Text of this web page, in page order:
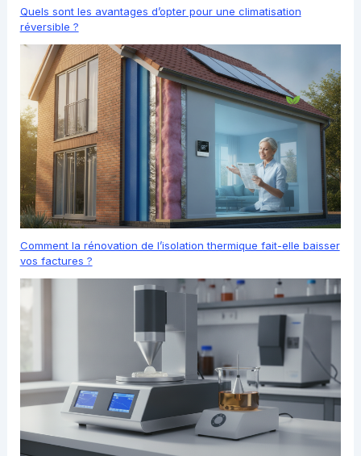
Quels sont les avantages d’opter pour une climatisation
réversible ?
Comment la rénovation de l’isolation thermique fait-elle baisser
vos factures ?